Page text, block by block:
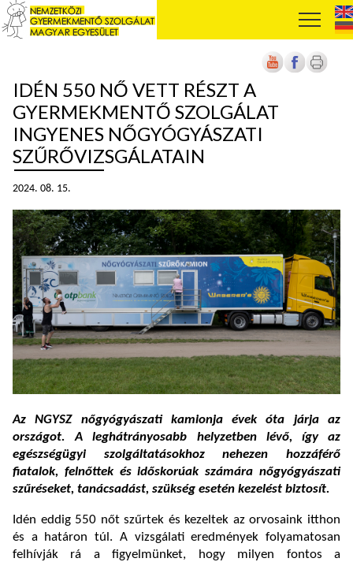
IDÉN 550 NŐ VETT RÉSZT A
GYERMEKMENTŐ SZOLGÁLAT
INGYENES NŐGYÓGYÁSZATI
SZŰRŐVIZSGÁLATAIN
2024. 08. 15.
Az NGYSZ nőgyógyászati kamionja évek óta járja az
országot. Aleghátrányosabb helyzetben lévő, így az
egészségügyi szolgáltatásokhoz nehezen hozzáférő
fiatalok, felnőttek és időskorúak számára nőgyógyászati
szűréseket, tanácsadást, szükség esetén kezelést biztosít.
Idén eddig 550 nőt szűrtek és kezeltek az orvosaink itthon
és a határon túl. A vizsgálati eredmények folyamatosan
felhívják rá a figyelmünket, hogy milyen fontos a